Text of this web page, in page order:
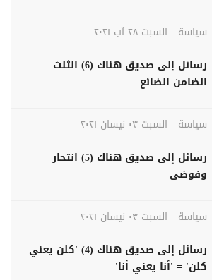
سياسة
السبت ٢٨ آب ٢٠٢١
رسائل إلى صديق هناك (6) الثلث
الضامن الضائع
سياسة
السبت ٠٣ نيسان ٢٠٢١
رسائل إلى صديق هناك (5) انتحار
وفوضى
سياسة
السبت ٠٣ نيسان ٢٠٢١
رسائل إلى صديق هناك (4) 'كلن يعني
كلن' = 'أنا يعني أنا'